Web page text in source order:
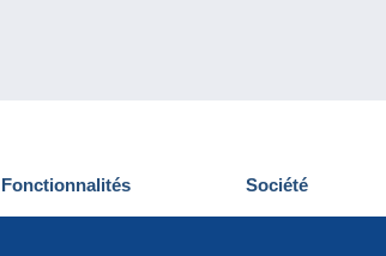
Fonctionnalités
Nouveautés
Société
Qui sommes-nous